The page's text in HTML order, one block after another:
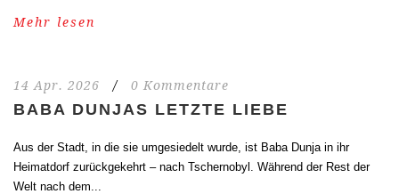
Mehr lesen
14 Apr. 2026 / 0 Kommentare
BABA DUNJAS LETZTE LIEBE
Aus der Stadt, in die sie umgesiedelt wurde, ist Baba Dunja in ihr
Heimatdorf zurückgekehrt – nach Tschernobyl. Während der Rest der
Welt nach dem...